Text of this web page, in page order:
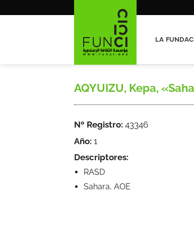
LA
AQYUIZU, Kepa,
Nº Registro: 43346
Año: 1
Descriptores:
RASD
Sahara, AOE